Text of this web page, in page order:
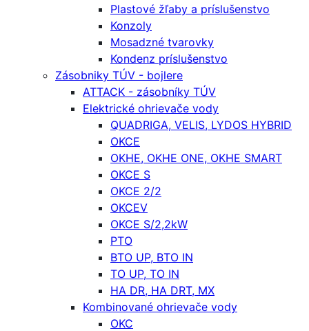
Plastové žľaby a príslušenstvo
Konzoly
Mosadzné tvarovky
Kondenz príslušenstvo
Zásobniky TÚV - bojlere
ATTACK - zásobníky TÚV
Elektrické ohrievače vody
QUADRIGA, VELIS, LYDOS HYBRID
OKCE
OKHE, OKHE ONE, OKHE SMART
OKCE S
OKCE 2/2
OKCEV
OKCE S/2,2kW
PTO
BTO UP, BTO IN
TO UP, TO IN
HA DR, HA DRT, MX
Kombinované ohrievače vody
OKC